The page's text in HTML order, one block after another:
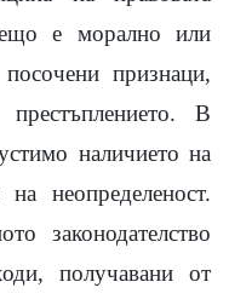
е морално или
признаци,
В
наличието на
неопределеност.
законодателство
получавани от